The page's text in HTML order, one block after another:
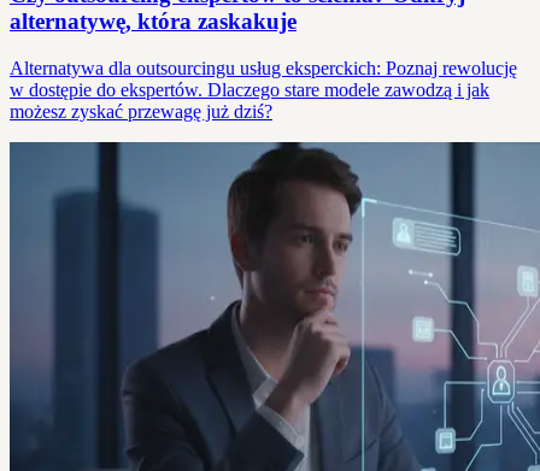
alternatywę, która zaskakuje
Alternatywa dla outsourcingu usług eksperckich: Poznaj rewolucję
w dostępie do ekspertów. Dlaczego stare modele zawodzą i jak
możesz zyskać przewagę już dziś?